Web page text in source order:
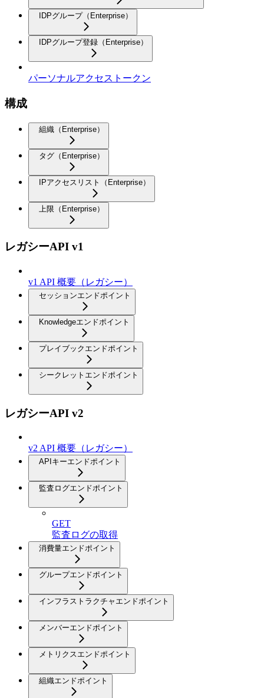
IDPグループ（Enterprise）
IDPグループ登録（Enterprise）
パーソナルアクセストークン
構成
組織（Enterprise）
タグ（Enterprise）
IPアクセスリスト（Enterprise）
上限（Enterprise）
レガシーAPI v1
v1 API 概要（レガシー）
セッションエンドポイント
Knowledgeエンドポイント
プレイブックエンドポイント
シークレットエンドポイント
レガシーAPI v2
v2 API 概要（レガシー）
APIキーエンドポイント
監査ログエンドポイント
GET
監査ログの取得
消費量エンドポイント
グループエンドポイント
インフラストラクチャエンドポイント
メンバーエンドポイント
メトリクスエンドポイント
組織エンドポイント